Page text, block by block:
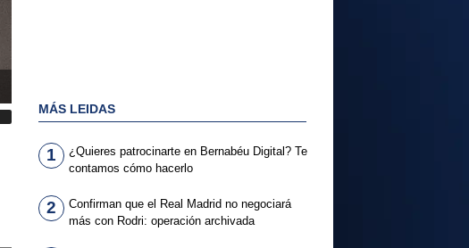
MÁS LEIDAS
1
¿Quieres patrocinarte en Bernabéu Digital? Te
contamos cómo hacerlo
2
Confirman que el Real Madrid no negociará
más con Rodri: operación archivada